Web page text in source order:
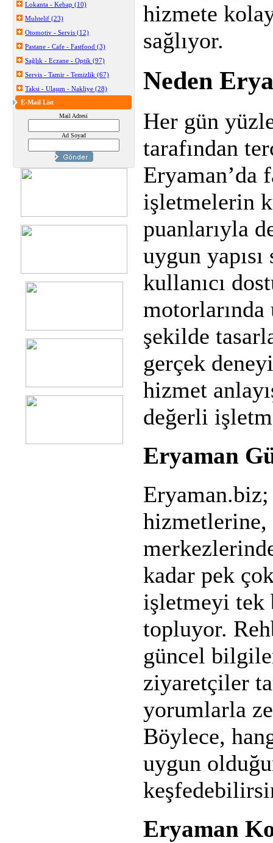
Lokanta - Kebap (10)
Muhtelif (23)
Otomotiv - Servis (12)
Pastane - Cafe - Fastfood (3)
Sağlık - Eczane - Optik (97)
Servis - Tamir - Temizlik (67)
Taksi - Ulaşım - Nakliye (28)
E-Mail List
Mail Adresi
Ad Soyad
hizmete
sağlıyor.
Neden
Her gün
tarafından
Eryaman’da
işletmelerin
puanlarıyla
uygun
kullanıcı
motorlarında
şekilde
gerçek
hizmet
değerli
Eryaman
Eryaman.biz;
kadar pek
işletmeyi tek
topluyor.
güncel
ziyaretçiler
yorumlarla
Böylece,
uygun
Eryaman